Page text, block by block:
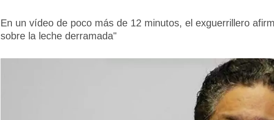
En un vídeo de poco más de 12 minutos, el exguerrillero
sobre la leche derramada"